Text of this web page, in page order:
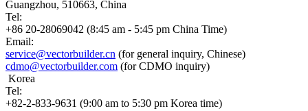
Guangzhou, 510663, China
Tel:
+86 20-28069042 (8:45 am - 5:45 pm China Time)
Email:
service@vectorbuilder.cn (for general inquiry, Chinese)
cdmo@vectorbuilder.com (for CDMO inquiry)
Korea
Tel:
+82-2-833-9631 (9:00 am to 5:30 pm Korea time)